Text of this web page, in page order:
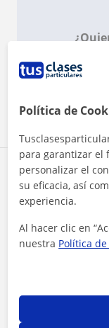
★
Zona de
Localidades a
Madrid (Ciudad)
Política de
para garantizar el
personalizar el
su eficacia, así
experiencia.
Al hacer clic en
nuestra Política de